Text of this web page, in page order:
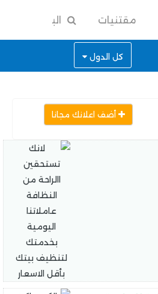
مقتنيات البحث
كل الدول
أضف اعلانك مجانا